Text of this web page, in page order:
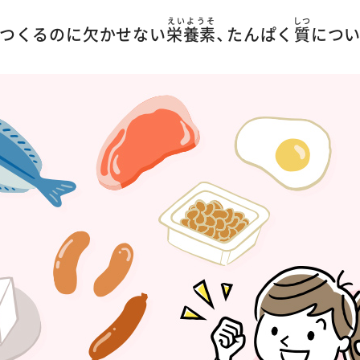
くるのに欠かせない栄養素
えいようそ
、 たんぱく 質
しつ
につ